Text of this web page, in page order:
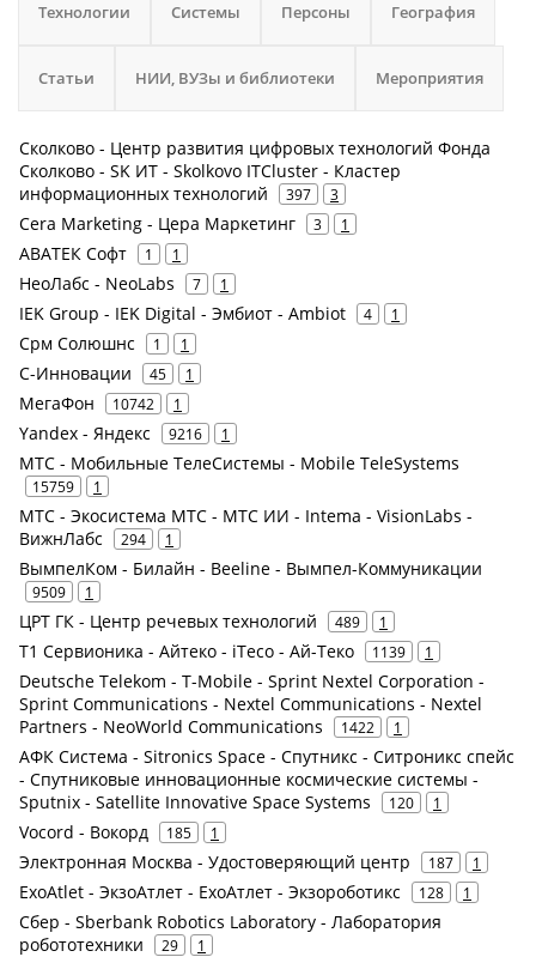
Технологии Системы Персоны География
Статьи НИИ, ВУЗы и библиотеки Мероприятия
Сколково - Центр развития цифровых технологий Фонда
Сколково - SK ИТ - Skolkovo ITCluster - Кластер
информационных технологий
397 3
Cera Marketing - Цера Маркетинг 3 1
АВАТЕК Софт 1 1
НеоЛабс - NeoLabs 7 1
IEK Group - IEK Digital - Эмбиот - Ambiot 4 1
Срм Солюшнс 1 1
С-Инновации 45 1
МегаФон 10742 1
Yandex - Яндекс 9216 1
МТС - Мобильные ТелеСистемы - Mobile TeleSystems
15759 1
МТС - Экосистема МТС - МТС ИИ - Intema - VisionLabs -
ВижнЛабс
294 1
ВымпелКом - Билайн - Beeline - Вымпел-Коммуникации
9509 1
ЦРТ ГК - Центр речевых технологий 489 1
Т1 Сервионика - Айтеко - iTeco - Ай-Теко 1139 1
Deutsche Telekom - T-Mobile - Sprint Nextel Corporation -
Sprint Communications - Nextel Communications - Nextel
Partners - NeoWorld Communications
1422 1
АФК Система - Sitronics Space - Спутникс - Ситроникс спейс
- Спутниковые инновационные космические системы -
Sputnix - Satellite Innovative Space Systems
120 1
Vocord - Вокорд 185 1
Электронная Москва - Удостоверяющий центр 187 1
ExoAtlet - ЭкзоАтлет - ExoАтлет - Экзороботикс 128 1
Сбер - Sberbank Robotics Laboratory - Лаборатория
робототехники
29 1